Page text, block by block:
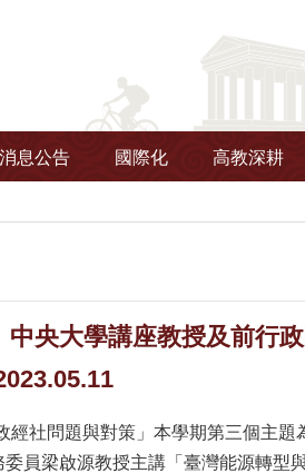
息公告 國際化 高教深耕
中央大學講座教授及前行
經社問題與對策」本學期第三個主
員梁啟源教授主講「臺灣能源轉型